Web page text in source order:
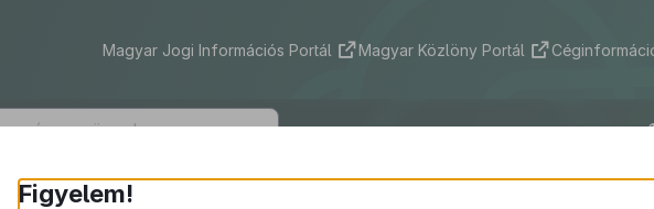
Magyar Jogi Információs Portál Magyar Közlöny Portál
117/2009. (VI. 4.) Korm. rendelet
Figyelem!